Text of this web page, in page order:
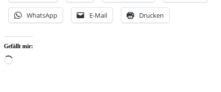
WhatsApp E-Mail Drucken
Gefällt mir:
Wird